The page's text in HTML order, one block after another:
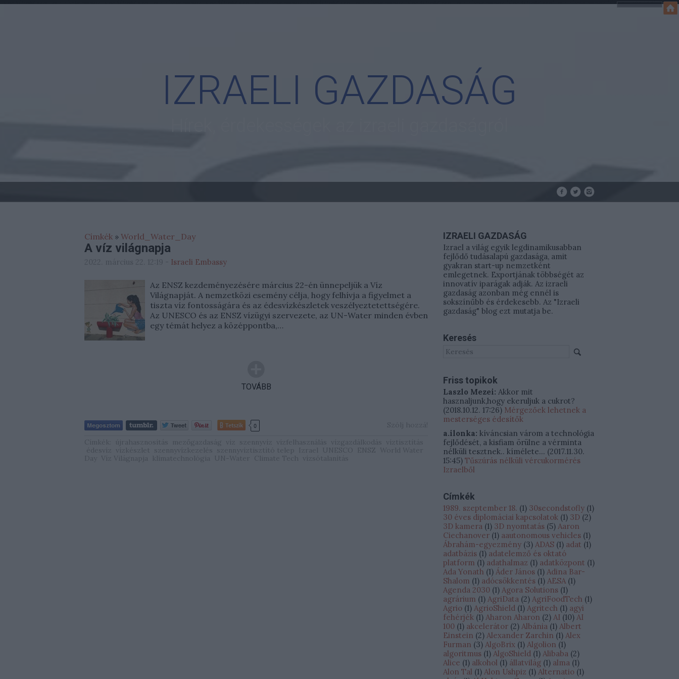
IZRAELI GAZDASÁG
Címkék » World_Water_Day
A víz világnapja
Israeli Embassy
Az ENSZ kezdeményezésére március 22-én ünnepeljük a Víz
Világnapját. A nemzetközi esemény célja, hogy felhívja a figyelmet a
tiszta víz fontosságára és az édesvízkészletek veszélyeztetettségére.
Az UNESCO és az ENSZ vízügyi szervezete, az UN-Water minden évben
egy témát helyez a középpontba,…
TOVÁBB
Tetszik 0
IZRAELI GAZDASÁG
Izrael a világ egyik legdinamikusabban
fejlődő tudásalapú gazdasága, amit
gyakran start-up nemzetként
emlegetnek. Exportjának többségét az
innovatív iparágak adják. Az izraeli
gazdaság azonban még ennél is
sokszínűbb és érdekesebb. Az "Izraeli
gazdaság" blog ezt mutatja be.
Keresés
Friss topikok
Laszlo Mezei: Akkor mit
hasznaljunk,hogy ekeruljuk a cukrot?
(2018.10.12. 17:26) Mérgezőek lehetnek a
mesterséges édesítők
a.ilonka: kíváncsian várom a technológia
fejlődését, a kisfiam örülne a vérminta
nélküli tesztnek.. kímélete... (2017.11.30.
15:45) Tűszúrás nélküli vércukormérés
Izraelből
Címkék
1989. szeptember 18. (1) 30secondstofly (1)
30 éves diplomáciai kapcsolatok (1) 3D (2)
3D kamera (1) 3D nyomtatás (5) Aaron
Ciechanover (1) aautonomous vehicles (1)
Ábrahám-egyezmény (3) ADAS (1) adat (1)
adatbázis (1) adatelemző és oktató
platform (1) adathalmaz (1) adatközpont (1)
Ada Yonath (1) Áder János (1) Adina Bar-
Shalom (1) adócsökkentés (1) AESA (1)
Agenda 2030 (1) Agora Solutions (1)
agrárium (1) AgriData (2) AgriFoodTech (1)
Agrio (1) AgrioShield (1) Agritech (1) agyi
fehérjék (1) Aharon Aharon (2) AI (10) AI
100 (1) akcelerátor (2) Albánia (1) Albert
Einstein (2) Alexander Zarchin (1) Alex
Furman (3) AlgoBrix (1) Algolion (1)
algoritmus (1) AlgoShield (1) Alibaba (2)
Alice (1) alkohol (1) állatvilág (1) alma (1)
Alon Tal (1) Alon Ushpiz (1) Alternatio (1)